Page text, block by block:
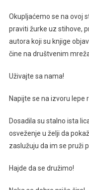
Okupljaćemo se na ovoj
praviti žurke uz stihove,
autora koji su knjige
čine na društvenim
Uživajte sa nama!
Napijte se na izvoru lepe
Dosadila su stalno ista
osveženje u želji da
zaslužuju da im se pruži
Hajde da se družimo!